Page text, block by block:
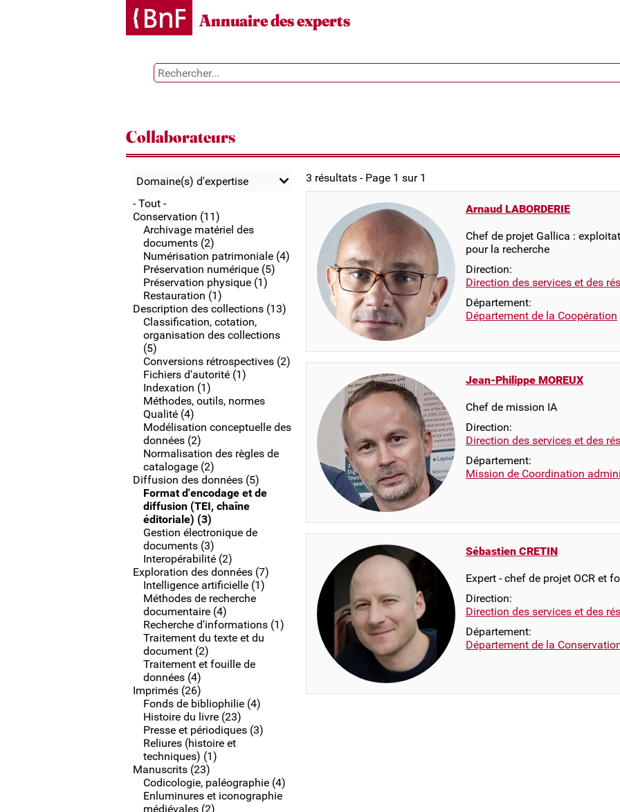
Annuaire des experts
Collaborateurs
Domaine(s) d'expertise
- Tout -
Conservation (11)
Archivage matériel des
documents (2)
Numérisation patrimoniale (4)
Préservation numérique (5)
Préservation physique (1)
Restauration (1)
Description des collections (13)
Classification, cotation,
organisation des collections
(5)
Conversions rétrospectives (2)
Fichiers d'autorité (1)
Indexation (1)
Méthodes, outils, normes
Qualité (4)
Modélisation conceptuelle des
données (2)
Normalisation des règles de
catalogage (2)
Diffusion des données (5)
Format d'encodage et de
diffusion (TEI, chaîne
éditoriale) (3)
Gestion électronique de
documents (3)
Interopérabilité (2)
Exploration des données (7)
Intelligence artificielle (1)
Méthodes de recherche
documentaire (4)
Recherche d'informations (1)
Traitement du texte et du
document (2)
Traitement et fouille de
données (4)
Imprimés (26)
Fonds de bibliophilie (4)
Histoire du livre (23)
Presse et périodiques (3)
Reliures (histoire et
techniques) (1)
Manuscrits (23)
Codicologie, paléographie (4)
Enluminures et iconographie
médiévales (2)
3 résultats - Page 1 sur 1
Arnaud LABORDERIE
Chef de projet Gallica :
pour la recherche
Direction:
Direction des services et des
Département:
Département de la Coopération
Jean-Philippe MOREUX
Chef de mission IA
Direction:
Direction des services et des
Département:
Mission de Coordination
Sébastien CRETIN
Expert - chef de projet OCR et
Direction:
Direction des services et des
Département:
Département de la